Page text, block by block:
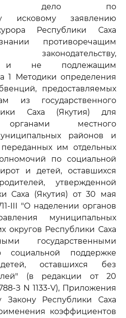
дело по
исковому заявлению
Республики Саха
противоречащим
и не подлежащим
1 Методики определения
предоставляемых
из государственного
Саха (Якутия) для
органами местного
районов и
переданных им отдельных
по социальной
и детей, оставшихся
утвержденной
Саха (Якутия) от 30 мая
III "О наделении органов
муниципальных
округов Республики Саха
государственными
социальной поддержке
оставшихся без
(в редакции от 20
З N 1133-V), Приложения
Республики Саха
коэффициентов